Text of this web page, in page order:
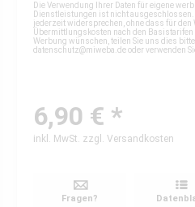
Die Verwendung Ihrer Daten für eigene
Dienstleistungen ist nicht ausgeschlossen.
jederzeit widersprechen, ohne dass für den
Übermittlungskosten nach den
Werbung wünschen, teilen Sie uns dies
datenschutz@miweba.deoder verwenden
6,90 € *
inkl. MwSt. zzgl. Versandkosten
Fragen?